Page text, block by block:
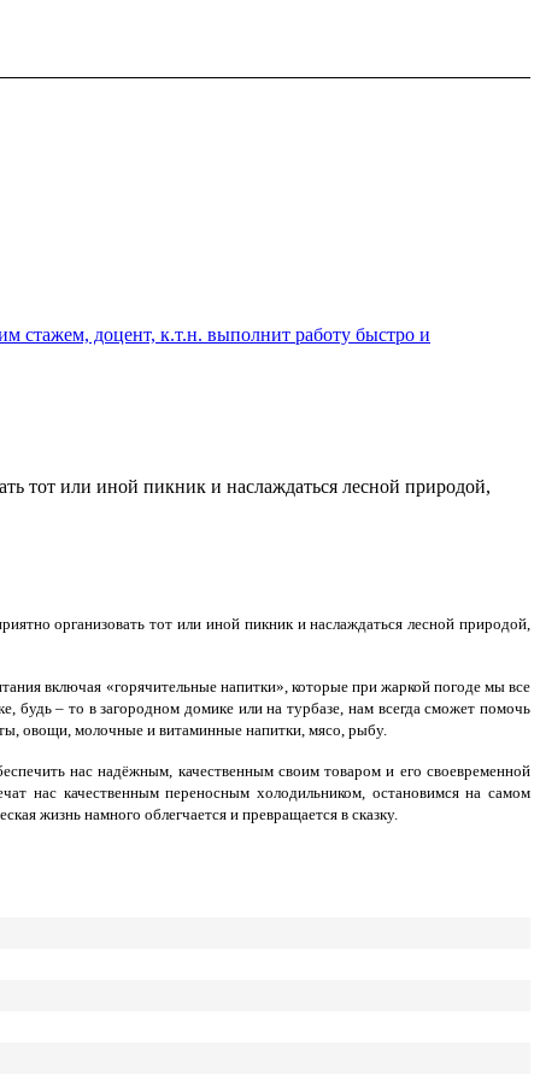
стажем, доцент, к.т.н. выполнит работу быстро и
тот или иной пикник и наслаждаться лесной природой,
организовать тот или иной пикник и наслаждаться лесной природой,
включая «горячительные напитки», которые при жаркой погоде мы все
будь – то в загородном домике или на турбазе, нам всегда сможет помочь
овощи, молочные и витаминные напитки, мясо, рыбу.
нас надёжным, качественным своим товаром и его своевременной
нас качественным переносным холодильником, остановимся на самом
жизнь намного облегчается и превращается в сказку.